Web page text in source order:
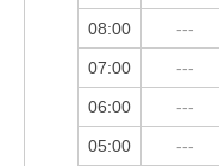
08:00 ---
07:00 ---
06:00 ---
05:00 ---